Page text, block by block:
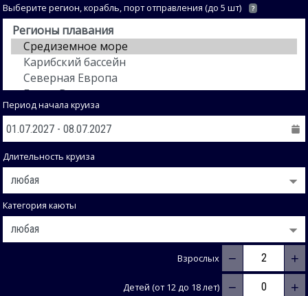
Выберите регион, корабль, порт отправления (до 5 шт) ?
Период начала круиза
Длительность круиза
Категория каюты
Взрослых − +
Детей (от 12 до 18 лет) − +